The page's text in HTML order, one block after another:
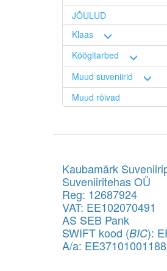
JÕULUD
Klaas
Köögitarbed
Muud suveniirid
Muud rõivad
Kaubamärk
Suveniiritehas OÜ
Reg: 12687924
VAT: EE102070491
AS SEB Pank
SWIFT kood (BIC):
A/a: